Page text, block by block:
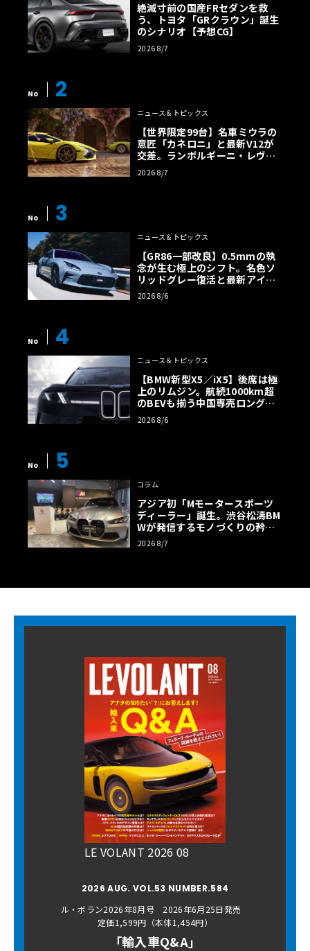
絶滅寸前の国産FRセダンを救
う、トヨタ「GRクラウン」誕生
のシナリオ【予想CG】
2026 8/7
No 2
ニュース＆トピックス
【世界限定99台】名車ミウラの
意匠「カネロニ」と最新V12が
交差。ランボルギーニ・レヴエ
ルトに60周年記念車が登場
2026 8/7
No 3
ニュース＆トピックス
【GR86一部改良】0.5mmの執
念が生む極上のシフト。名色ソ
リッドグレー復活と最新アイサ
イトでFRの極みへ
2026 8/6
No 4
ニュース＆トピックス
【BMW新型X5／iX5】後席は極
上のリムジン。航続1000km超
のBEVも揃う中国専売ロング仕
様の全貌
2026 8/6
No 5
コラム
アジア初「Mモータースポーツ
ディーラー」誕生。渋谷松濤BM
Wが発信するモノづくりの矜持
【木下隆之コラム】
2026 8/7
LE VOLANT 2026 08
2026 AUG. VOL.53 NUMBER.584
ル・ボラン2026年8月号 2026年6月25日発売
定価1,599円（本体1,454円）
「輸入車Q&A」